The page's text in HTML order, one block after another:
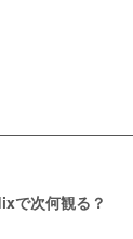
で次何観る？